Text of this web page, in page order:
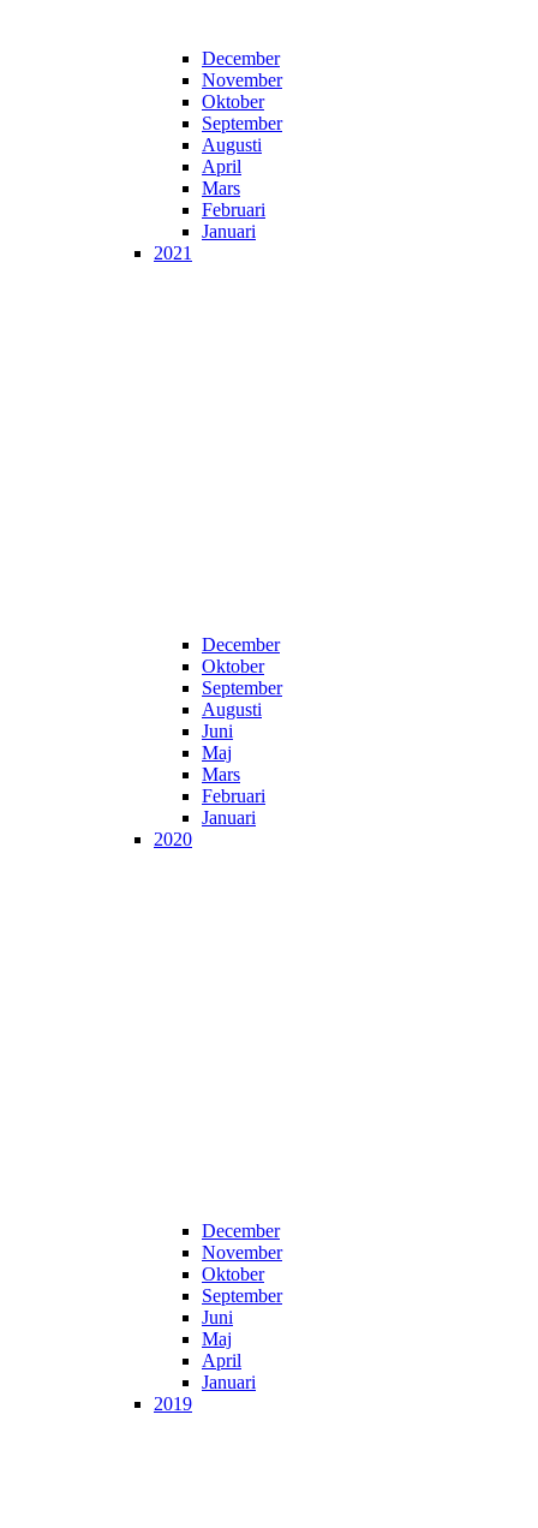
December
November
Oktober
September
Augusti
April
Mars
Februari
Januari
2021
December
Oktober
September
Augusti
Juni
Maj
Mars
Februari
Januari
2020
December
November
Oktober
September
Juni
Maj
April
Januari
2019